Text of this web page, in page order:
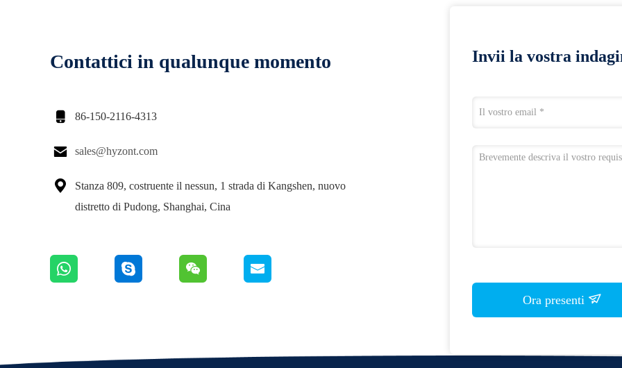
Contattici in qualunque momento
 86-150-2116-4313
 sales@hyzont.com

Stanza 809, costruente il nessun, 1 strada di Kangshen, nuovo
distretto di Pudong, Shanghai, Cina
Invii la vostra
Ora presenti